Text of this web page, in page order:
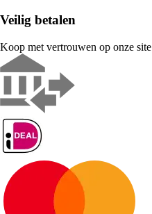
Veilig betalen
Koop met vertrouwen op onze site